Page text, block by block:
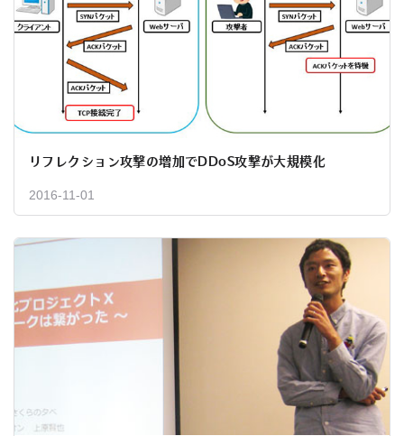
リフレクション攻撃の増加でDDoS攻撃が大規模化
2016-11-01